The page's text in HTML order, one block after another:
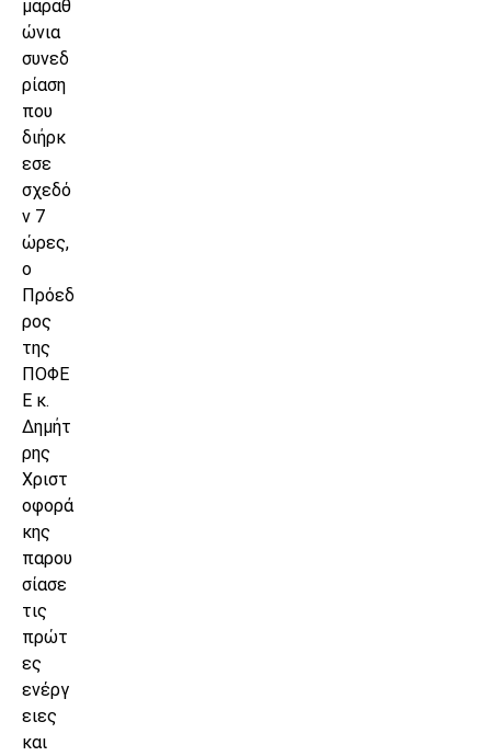
μαραθ
ώνια
συνεδ
ρίαση
που
διήρκ
εσε
σχεδό
ν 7
ώρες,
ο
Πρόεδ
ρος
της
ΠΟΦΕ
Ε κ.
Δημήτ
ρης
Χριστ
οφορά
κης
παρου
σίασε
τις
πρώτ
ες
ενέργ
ειες
και